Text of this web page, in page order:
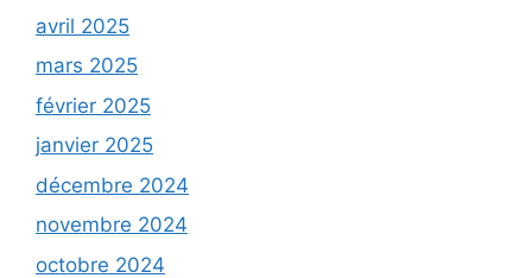
avril 2025
mars 2025
février 2025
janvier 2025
décembre 2024
novembre 2024
octobre 2024